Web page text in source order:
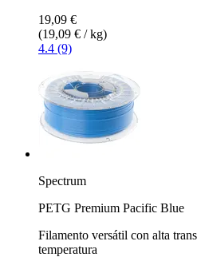
19,09 €
(19,09 € / kg)
4.4 (9)
Spectrum
PETG Premium Pacific Blue
Filamento versátil con alta
temperatura